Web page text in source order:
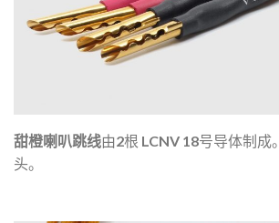
甜橙喇叭跳线由2根 LCNV 18号导体制成。
头。